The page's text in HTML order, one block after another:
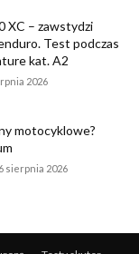
XC – zawstydzi
Test podczas
kat. A2
2026
motocyklowe?
6 sierpnia 2026